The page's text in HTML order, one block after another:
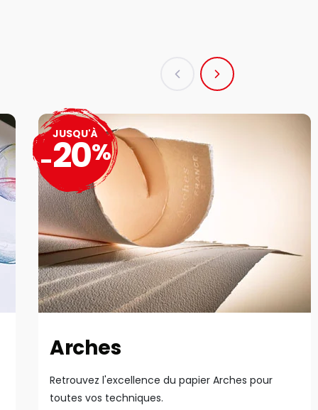
Arches
Retrouvez l'excellence du papier Arches pour
toutes vos techniques.
JUSQU'À
-20%